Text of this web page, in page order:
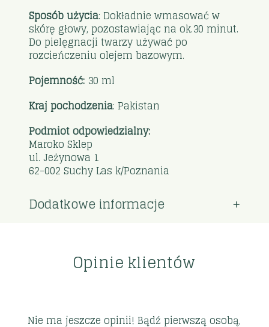
Sposób użycia: Dokładnie wmasować w
skórę głowy, pozostawiając na ok.30 minut.
Do pielęgnacji twarzy używać po
rozcieńczeniu olejem bazowym.
Pojemność: 30 ml
Kraj pochodzenia: Pakistan
Podmiot odpowiedzialny:
Maroko Sklep
ul. Jeżynowa 1
62-002 Suchy Las k/Poznania
Dodatkowe informacje
Opinie klientów
Nie ma jeszcze opinii! Bądź pierwszą osobą,